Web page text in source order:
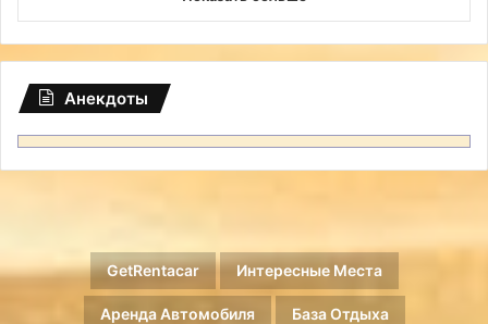
Анекдоты
GetRentacar Интересные Места
Аренда Автомобиля База Отдыха